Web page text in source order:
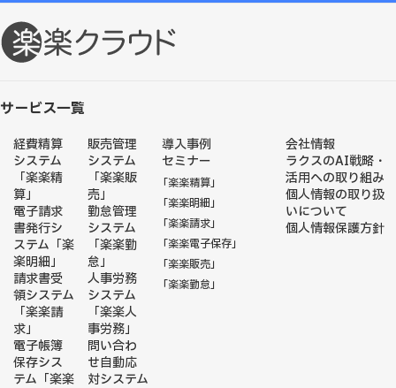
サービス一覧
経費精算
システム
「楽楽精
算」
電子請求
書発行シ
ステム「楽
楽明細」
請求書受
領システム
「楽楽請
求」
電子帳簿
保存シス
テム「楽楽
販売管理
システム
「楽楽販
売」
勤怠管理
システム
「楽楽勤
怠」
人事労務
システム
「楽楽人
事労務」
問い合わ
せ自動応
対システム
導入事例
セミナー
「楽楽精算」
「楽楽明細」
「楽楽請求」
「楽楽電子保存」
「楽楽販売」
「楽楽勤怠」
会社情報
ラクスのAI戦略・
活用への取り組み
個人情報の取り扱
いについて
個人情報保護方針